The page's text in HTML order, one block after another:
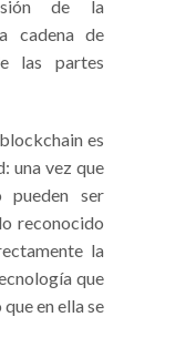
de la
cadena de
las partes
es
una vez que
pueden ser
reconocido
la
que
en ella se